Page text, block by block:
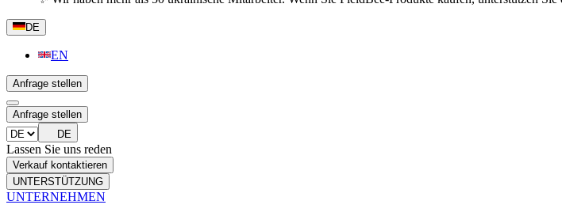
DE
EN
Anfrage stellen
Anfrage stellen
DE
Lassen Sie uns reden
Verkauf kontaktieren
UNTERSTÜTZUNG
UNTERNEHMEN